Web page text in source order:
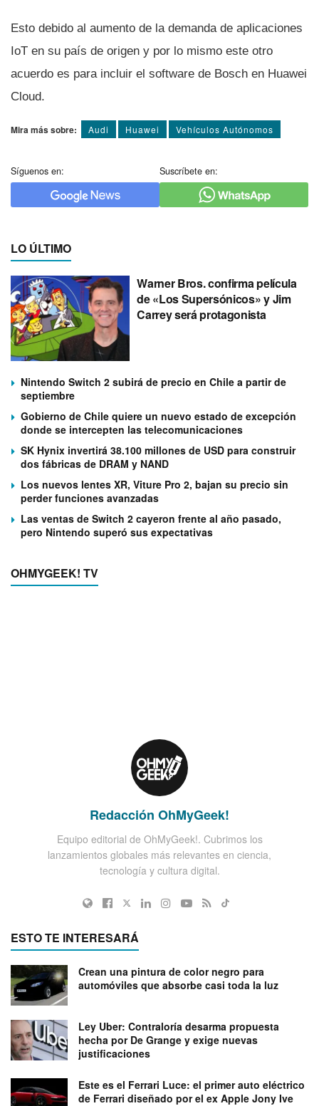
Esto debido al aumento de la demanda de aplicaciones
IoT en su paí­s de origen y por lo mismo este otro
acuerdo es para incluir el software de Bosch en Huawei
Cloud.
Mira más sobre: Audi Huawei Vehículos Autónomos
Síguenos en: Suscríbete en:
LO ÚLTIMO
Warner Bros. confirma película
de «Los Supersónicos» y Jim
Carrey será protagonista
Nintendo Switch 2 subirá de precio en Chile a partir de
septiembre
Gobierno de Chile quiere un nuevo estado de excepción
donde se intercepten las telecomunicaciones
SK Hynix invertirá 38.100 millones de USD para construir
dos fábricas de DRAM y NAND
Los nuevos lentes XR, Viture Pro 2, bajan su precio sin
perder funciones avanzadas
Las ventas de Switch 2 cayeron frente al año pasado,
pero Nintendo superó sus expectativas
OHMYGEEK! TV
Redacción OhMyGeek!
Equipo editorial de OhMyGeek!. Cubrimos los
lanzamientos globales más relevantes en ciencia,
tecnología y cultura digital.
ESTO TE INTERESARÁ
Crean una pintura de color negro para
automóviles que absorbe casi toda la luz
Ley Uber: Contraloría desarma propuesta
hecha por De Grange y exige nuevas
justificaciones
Este es el Ferrari Luce: el primer auto eléctrico
de Ferrari diseñado por el ex Apple Jony Ive